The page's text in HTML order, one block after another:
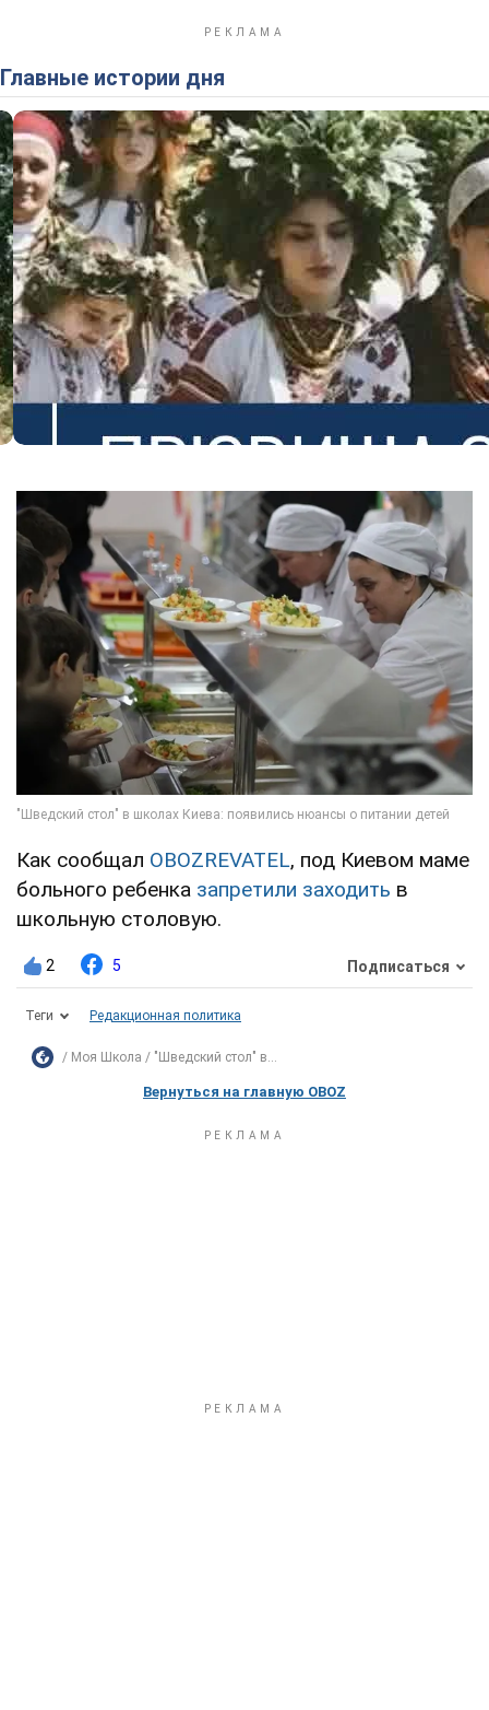
Главные истории дня
Как сообщал OBOZREVATEL, под Киевом маме
больного ребенка запретили заходить в
школьную столовую.
2 5 Подписаться
Теги Редакционная политика
Моя Школа "Шведский стол" в...
Вернуться на главную OBOZ